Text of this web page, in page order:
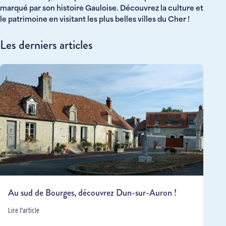
marqué par son histoire Gauloise. Découvrez la culture et
le patrimoine en visitant les plus belles villes du Cher !
Les derniers articles
Au sud de Bourges, découvrez Dun-sur-Auron !
Lire l'article